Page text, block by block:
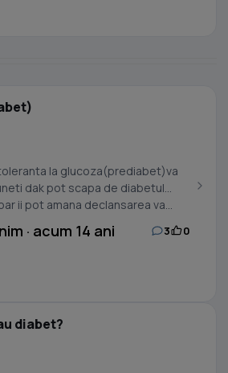
la glucoza(prediabet)va
dak pot scapa de diabetul
ii pot amana declansarea va...
· acum 14 ani 3 0
diabet?